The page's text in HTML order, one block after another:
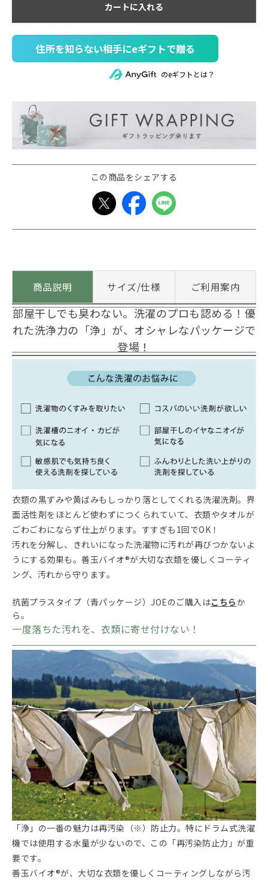
カートに入れる
住所を知らない相手にeギフトで贈る
のeギフトとは？
この商品をシェアする
商品説明 サイズ/仕様 ご利用案内
部屋干しでも臭わない。洗濯のプロも認める！優
れた洗浄力の「浄」が、オシャレなパッケージで
登場！
衣類の黒ずみや黄ばみもしっかり落としてくれる洗濯洗剤。界
面活性剤をほとんど使わずにつくられていて、衣類やタオルが
ごわごわにならず仕上がります。すすぎも1回でOK！
汚れを分解し、きれいになった洗濯物に汚れが再びつかないよ
うにする効果も。善玉バイオ®が大切な衣類を優しくコーティ
ング、汚れから守ります。
抗菌プラスタイプ（青パッケージ）JOEのご購入はこちらか
ら。
一度落ちた汚れを、衣類に寄せ付けない！
「浄」の一番の魅力は再汚染（※）防止力。特にドラム式洗濯
機では使用する水量が少ないので、この「再汚染防止力」が重
要です。
善玉バイオ®が、大切な衣類を優しくコーティングしながら汚